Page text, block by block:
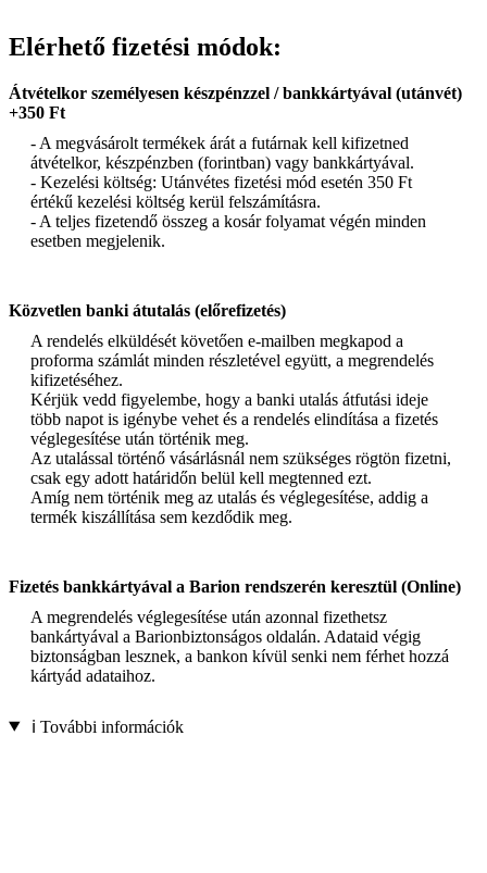
Elérhető fizetési módok:
Átvételkor személyesen készpénzzel / bankkártyával (utánvét)
+350 Ft
- A megvásárolt termékek árát a futárnak kell kifizetned
átvételkor, készpénzben (forintban) vagy bankkártyával.
- Kezelési költség: Utánvétes fizetési mód esetén 350 Ft
értékű kezelési költség kerül felszámításra.
- A teljes fizetendő összeg a kosár folyamat végén minden
esetben megjelenik.
Közvetlen banki átutalás (előrefizetés)
A rendelés elküldését követően e-mailben megkapod a
proforma számlát minden részletével együtt, a megrendelés
kifizetéséhez.
Kérjük vedd figyelembe, hogy a banki utalás átfutási ideje
több napot is igénybe vehet és a rendelés elindítása a fizetés
véglegesítése után történik meg.
Az utalással történő vásárlásnál nem szükséges rögtön fizetni,
csak egy adott határidőn belül kell megtenned ezt.
Amíg nem történik meg az utalás és véglegesítése, addig a
termék kiszállítása sem kezdődik meg.
Fizetés bankkártyával a Barion rendszerén keresztül (Online)
A megrendelés véglegesítése után azonnal fizethetsz
bankártyával a Barionbiztonságos oldalán. Adataid végig
biztonságban lesznek, a bankon kívül senki nem férhet hozzá
kártyád adataihoz.
ℹ️ További információk